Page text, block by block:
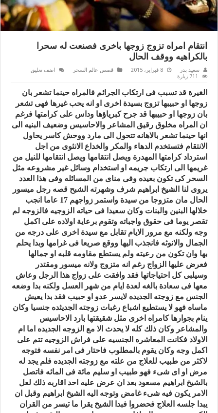
انتقام امراه تزوج زوجها باخرى فصنعت له سحرا
بالكراهيه ووقف الحال
سعيد بدر 8 فبراير، 2015 قصص عالم السحر
اضف تعليق
711 زيارة
الغيرة قد تسبب فى ارتكاب الجرائم فالمراه حينما تشعر بان
زوجها او حبيبها تزوج بسيدة اخرى او انه يحب غيرها فهى تشعر
بان زوجها او حبيبها قد جرح كبرياؤها وداس على كرامتها فرغم
ان المراه مخلوق رقيق المشاعر والاحاسيس وضعيف البنيه الى
انها حينما تشعر بالاهانه تتحول الى مارد ووحش كاسر يحاول
الانتقام فتستخدم الدهاء والمكر والخداع الانثوى من اجل
استرداد كرامتها المهدرة ويصل انتقامها ويصل انتقامها للنيل من
غريمها الى ارتكاب جريمه او استخدام وسائل غير مشروعه مثل
السحر كى تكون بعيده وفى مناى من المسائله وفى هذا العدد
يروى لنا الشيخ ابراهيم شرف وشهرته الشبح قصه رجل ميسور
الحال مان متزوجا من سيدة واستمر زواجهم 17 عاما انجب
خلالها البنين والبنات وكان سعيدا فى حياته الزوجيه فالزوجه لم
تقصر يوما فى حقوق واجباته وتقوم برعاية اولاده على اكمل
وجه ولكنه مع مرور الايام تقابل مع سيدة اخرى على درجه من
الجمال والانوثه فانجذب اليها ووقع صريعا فى غرامها وبدا يحلم
بها وان تكون من رعيته ولم يستطع مقاومه قلبه او جمالها
فعرض عليها الزواج رغم انه متزوج ولانه ميسور ومقتدر
وسيلبى كل احتياجاتها فقد وافقت على زواج هذا الرجل وعاش
معها فى سعادة بالغه لعدة ايام من شهر العسل ولكنه بدا وضعه
الجنس مع زوجته الجديده لايسر عدو او حبيب فقد بدا يعيش
ماساه فهو لا يستطيع اشباع رغبات زوجته الجديثده جنسيا وكان
ينام بجوارها كامراه اخرى مثل شقيقتها بارد الاحاسيس
والمشاعر وكان ذلك كله لا يحدث الا مع الزوجه الجديده اما ام
الاولاد فكانت المعاشره الجنسيه على فراش الزوجيه تتم على
اكمل وجه وكان يقوم بالمطلوب فاحتار فى امر نفسه فتوجه
لاكثر من طبيب للعلاج من علته مع زوجته الجديده فلم يجد له
مرض او اى شىء فهو طبيب او سليم مائة فى المائه فاتصل
بالشيخ ابراهيم مسعود بعد ان عرض عليه احد اقاربه ذلك لعل
الامر يكون فيه شىء غامض وتوجه اليه الشيخ ابراهيم وقبل ان
يبدا جلسه العلاج فحضروا فبدا الشيخ يقرا ما تيسر من القران